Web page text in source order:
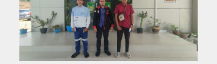
NATUNA
KARIMUN
TANJUNGPINANG
Bupati Anambas Koordinasi dengan Wakil
Program MBG di Anambas Selain Manfaat
Wakil Bupati Anambas Nonton Bareng Piala
Hadiri Forum Konsultasi Publik, PWI
Pengurus PWI Kepri Hormati Pengunduran